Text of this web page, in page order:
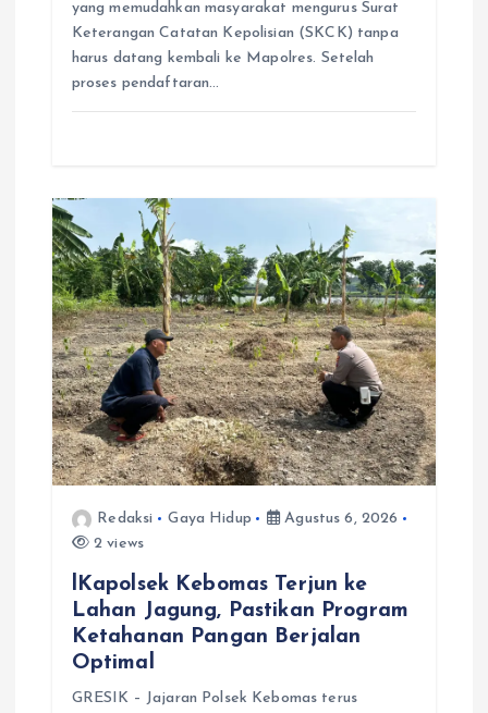
yang memudahkan masyarakat mengurus Surat
Keterangan Catatan Kepolisian (SKCK) tanpa
harus datang kembali ke Mapolres. Setelah
proses pendaftaran…
Redaksi Gaya Hidup
Agustus 6, 2026
2 views
lKapolsek Kebomas Terjun ke
Lahan Jagung, Pastikan Program
Ketahanan Pangan Berjalan
Optimal
GRESIK – Jajaran Polsek Kebomas terus